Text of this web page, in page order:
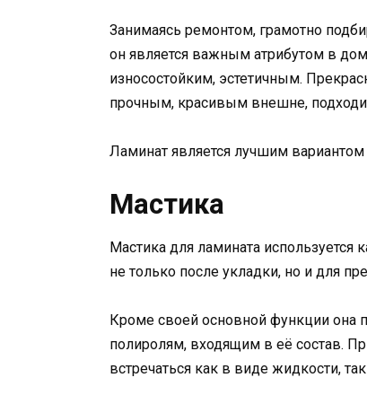
Занимаясь ремонтом, грамотно
он является важным атрибутом в
износостойким, эстетичным.
прочным, красивым внешне,
Ламинат является лучшим
Мастика
Мастика для ламината
не только после укладки, но и для
Кроме своей основной функции она
полиролям, входящим в её состав.
встречаться как в виде жидкости,